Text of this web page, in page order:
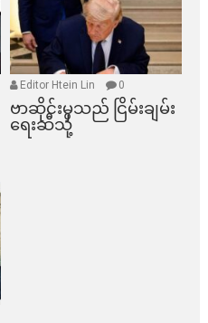
Editor Htein Lin 0
ဗာဆိုင်းမှသည် ငြိမ်းချမ်း
ရေးဆီသို့